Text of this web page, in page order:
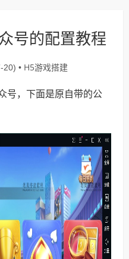
号的配置教程
20) • H5游戏搭建
号，下面是原自带的公